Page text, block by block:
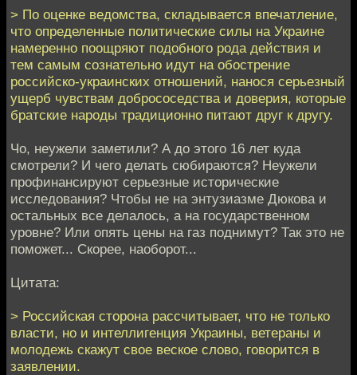
> По оценке ведомства, складывается впечатление,
что определенные политические силы на Украине
намеренно поощряют подобного рода действия и
тем самым сознательно идут на обострение
российско-украинских отношений, нанося серьезный
ущерб чувствам добрососедства и доверия, которые
братские народы традиционно питают друг к другу.
Чо, неужели заметили? А до этого 16 лет куда
смотрели? И чего делать сюбираются? Неужели
профинансируют серьезные исторические
исследования? Чтобы не на энтузиазме Дюкова и
остальных все делалось, а на государственном
уровне? Или опять цены на газ поднимут? Так это не
поможет... Скорее, наоборот...
Цитата:
> Российская сторона рассчитывает, что не только
власти, но и интеллигенция Украины, ветераны и
молодежь скажут свое веское слово, говорится в
заявлении.